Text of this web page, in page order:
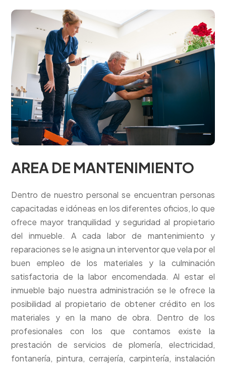
AREA DE MANTENIMIENTO
Dentro de nuestro personal se encuentran personas
capacitadas e idóneas en los diferentes oficios, lo que
ofrece mayor tranquilidad y seguridad al propietario
del inmueble. A cada labor de mantenimiento y
reparaciones se le asigna un interventor que vela por el
buen empleo de los materiales y la culminación
satisfactoria de la labor encomendada. Al estar el
inmueble bajo nuestra administración se le ofrece la
posibilidad al propietario de obtener crédito en los
materiales y en la mano de obra. Dentro de los
profesionales con los que contamos existe la
prestación de servicios de plomería, electricidad,
fontanería, pintura, cerrajería, carpintería, instalación